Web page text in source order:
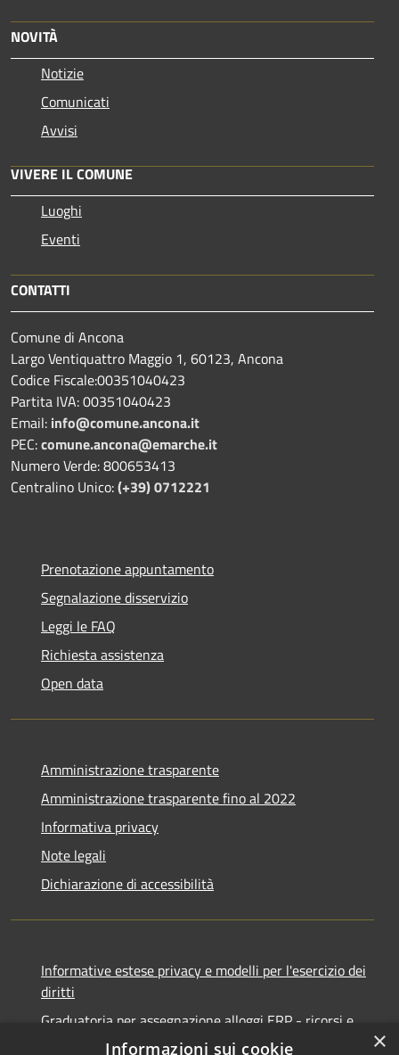
NOVITÀ
Notizie
Comunicati
Avvisi
VIVERE IL COMUNE
Luoghi
Eventi
CONTATTI
Comune di Ancona
Largo Ventiquattro Maggio 1, 60123, Ancona
Codice Fiscale:00351040423
Partita IVA: 00351040423
Email: info@comune.ancona.it
PEC:comune.ancona@emarche.it
Numero Verde: 800653413
Centralino Unico:(+39) 0712221
Prenotazione appuntamento
Segnalazione disservizio
Leggi le FAQ
Richiesta assistenza
Open data
Amministrazione trasparente
Amministrazione trasparente fino al 2022
Informativa privacy
Note legali
Dichiarazione di accessibilità
Informative estese privacy e modelli per l'esercizio dei
diritti
Graduatoria per assegnazione alloggi ERP - ricorsi e
×
Informazioni sui cookie